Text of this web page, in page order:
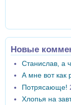
Новые
Станислав, а
А мне вот как
Потрясающе!
Хлопья на